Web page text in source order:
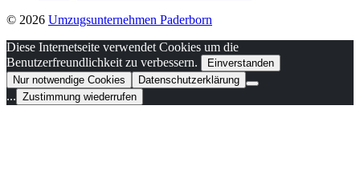
© 2026 Umzugsunternehmen Paderborn
Diese Internetseite verwendet Cookies um die
Benutzerfreundlichkeit zu verbessern.
Einverstanden
Nur notwendige Cookies
Datenschutzerklärung
... Zustimmung wiederrufen